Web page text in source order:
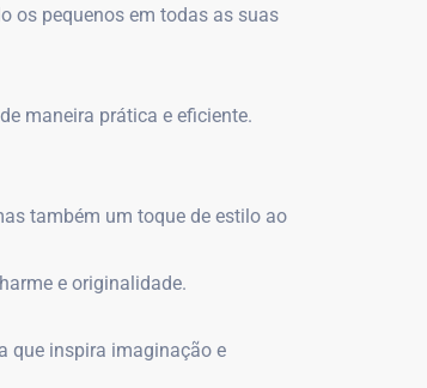
os pequenos em todas as suas
maneira prática e eficiente.
também um toque de estilo ao
e originalidade.
que inspira imaginação e